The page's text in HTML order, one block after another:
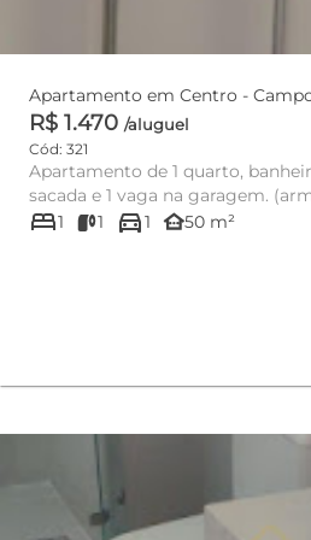
Apartamento
R$ 1.470 /aluguel
Cód: 321
Apartamento de 1 quarto,
sacada e 1 vaga na garagem.
cozinha). Tudo por...
bed1 1 directions_car1 other_houses50 m²